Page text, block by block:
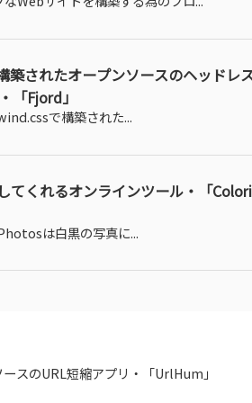
されたオープンソースのヘッドレ
「Fjord」
で構築された...
てくれるオンラインツール・「
は白黒の写真に...
スのURL短縮アプリ・「UrlHum」